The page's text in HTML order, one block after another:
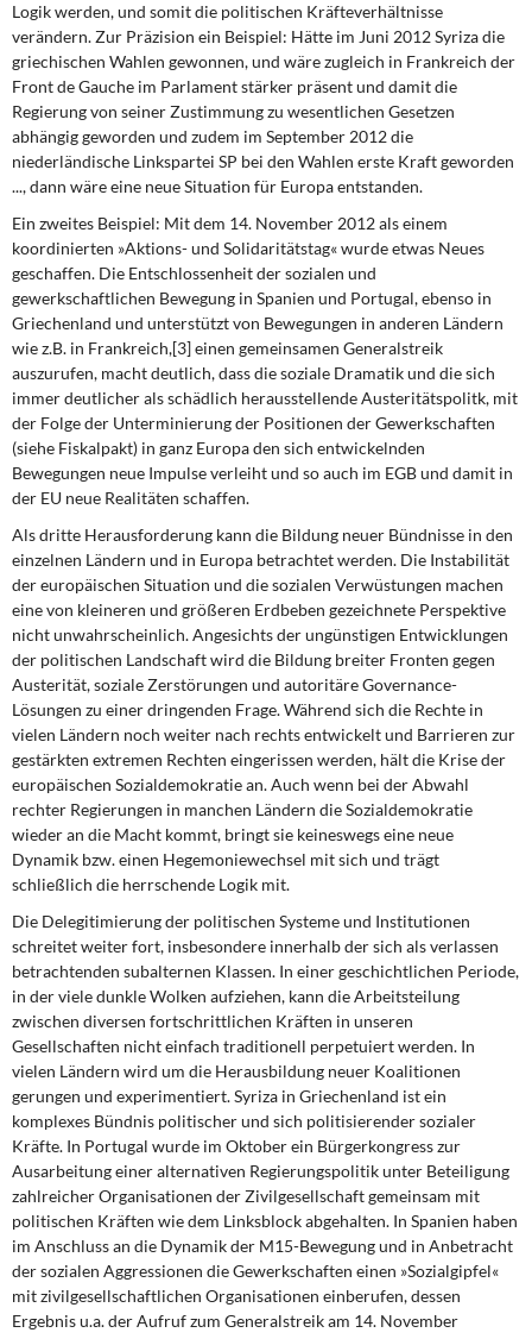
Logik werden, und somit die politischen Kräfteverhältnisse
verändern. Zur Präzision ein Beispiel: Hätte im Juni 2012 Syriza die
griechischen Wahlen gewonnen, und wäre zugleich in Frankreich der
Front de Gauche im Parlament stärker präsent und damit die
Regierung von seiner Zustimmung zu wesentlichen Gesetzen
abhängig geworden und zudem im September 2012 die
niederländische Linkspartei SP bei den Wahlen erste Kraft geworden
..., dann wäre eine neue Situation für Europa entstanden.
Ein zweites Beispiel: Mit dem 14. November 2012 als einem
koordinierten »Aktions- und Solidaritätstag« wurde etwas Neues
geschaffen. Die Entschlossenheit der sozialen und
gewerkschaftlichen Bewegung in Spanien und Portugal, ebenso in
Griechenland und unterstützt von Bewegungen in anderen Ländern
wie z.B. in Frankreich,[3] einen gemeinsamen Generalstreik
auszurufen, macht deutlich, dass die soziale Dramatik und die sich
immer deutlicher als schädlich herausstellende Austeritäts­politk, mit
der Folge der Unterminierung der Positionen der Gewerkschaften
(siehe Fiskalpakt) in ganz Europa den sich entwickelnden
Bewegungen neue Impulse verleiht und so auch im EGB und damit in
der EU neue Realitäten schaffen.
Als dritte Herausforderung kann die Bildung neuer Bündnisse in den
einzelnen Ländern und in Europa betrachtet werden. Die Instabilität
der europäischen Situation und die sozialen Verwüstungen machen
eine von kleineren und größeren Erdbeben gezeichnete Perspektive
nicht unwahrscheinlich. Angesichts der ungünstigen Entwicklungen
der politischen Landschaft wird die Bildung breiter Fronten gegen
Austerität, soziale Zerstörungen und autoritäre Governance-
Lösungen zu einer dringenden Frage. Während sich die Rechte in
vielen Ländern noch weiter nach rechts entwickelt und Barrieren zur
gestärkten extremen Rechten eingerissen werden, hält die Krise der
europäischen Sozialdemokratie an. Auch wenn bei der Abwahl
rechter Regierungen in manchen Ländern die Sozialdemokratie
wieder an die Macht kommt, bringt sie keineswegs eine neue
Dynamik bzw. einen Hegemoniewechsel mit sich und trägt
schließlich die herrschende Logik mit.
Die Delegitimierung der politischen Systeme und Institutionen
schreitet weiter fort, insbesondere innerhalb der sich als verlassen
betrachtenden subalternen Klassen. In einer geschichtlichen Periode,
in der viele dunkle Wolken aufziehen, kann die Arbeitsteilung
zwischen diversen fortschrittlichen Kräften in unseren
Gesellschaften nicht einfach traditionell perpetuiert werden. In
vielen Ländern wird um die Herausbildung neuer Koalitionen
gerungen und experimentiert. Syriza in Griechenland ist ein
komplexes Bündnis politischer und sich politisierender sozialer
Kräfte. In Portugal wurde im Oktober ein Bürgerkongress zur
Ausarbeitung einer alternativen Regierungspolitik unter Beteiligung
zahlreicher Organisationen der Zivilgesellschaft gemeinsam mit
politischen Kräften wie dem Linksblock abgehalten. In Spanien haben
im Anschluss an die Dynamik der M15-Bewegung und in Anbetracht
der sozialen Aggressionen die Gewerkschaften einen »Sozialgipfel«
mit zivilgesellschaftlichen Organisationen einberufen, dessen
Ergebnis u.a. der Aufruf zum Generalstreik am 14. November